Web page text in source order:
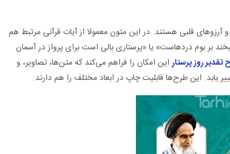
آرزوهای قلبی هستند. در این متون معمولا از آیات قرآنی مرتبط هم
بر بوم دردهاست» یا «پرستاری بالی است برای پرواز در آسمان
تقدیرروز پرستاراین امکان را فراهم می‌کند که متن‌ها، تصاویر، و
یابد. این طرح‌ها قابلیت چاپ در ابعاد مختلف را هم دارند.